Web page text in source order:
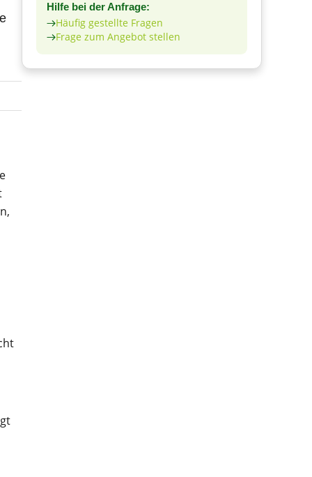
Hilfe bei der Anfrage:
Häufig gestellte Fragen
Frage zum Angebot stellen